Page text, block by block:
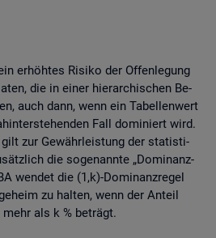
er­höh­tes Ri­si­ko der Of­fen­le­gung
die in einer hier­ar­chi­schen Be­
auch dann, wenn ein Ta­bel­len­wert
Fall do­mi­niert wird.
zur Ge­währ­leis­tung der sta­tis­ti­
die so­ge­nann­te „Do­mi­nanz­
wen­det die (1,k)-Do­mi­nanz­re­gel
zu hal­ten, wenn der An­teil
als k % be­trägt.